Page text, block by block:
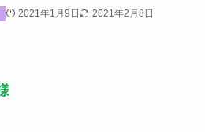
2021年1月9日 2021年2月8日